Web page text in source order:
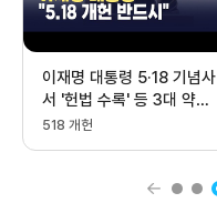
이재명 대통령 5·18 기념사
서 '헌법 수록' 등 3대 약속
제시
518 개헌